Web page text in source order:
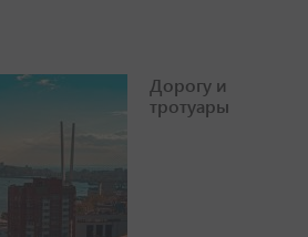
Дорогу и
тротуары